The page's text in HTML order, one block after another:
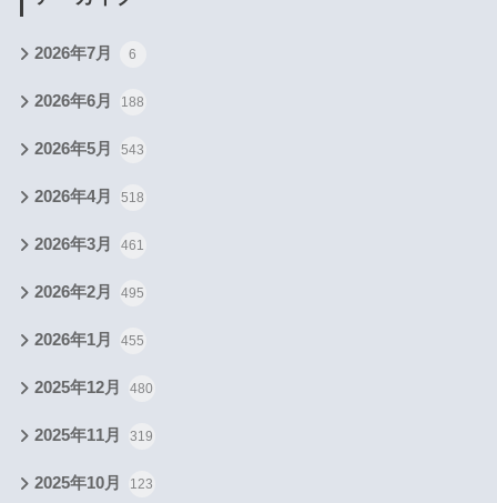
2026年7月 6
2026年6月 188
2026年5月 543
2026年4月 518
2026年3月 461
2026年2月 495
2026年1月 455
2025年12月 480
2025年11月 319
2025年10月 123